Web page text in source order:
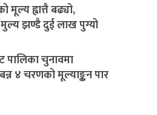
ह्वात्तै बढ्यो,
मुल्य झण्डै दुई लाख पुग्यो
पालिका चुनावमा
४ चरणको मूल्याङ्कन पार